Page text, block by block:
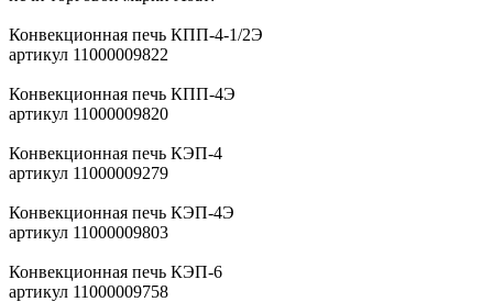
Конвекционная печь КПП-4-1/2Э
артикул 11000009822
Конвекционная печь КПП-4Э
артикул 11000009820
Конвекционная печь КЭП-4
артикул 11000009279
Конвекционная печь КЭП-4Э
артикул 11000009803
Конвекционная печь КЭП-6
артикул 11000009758